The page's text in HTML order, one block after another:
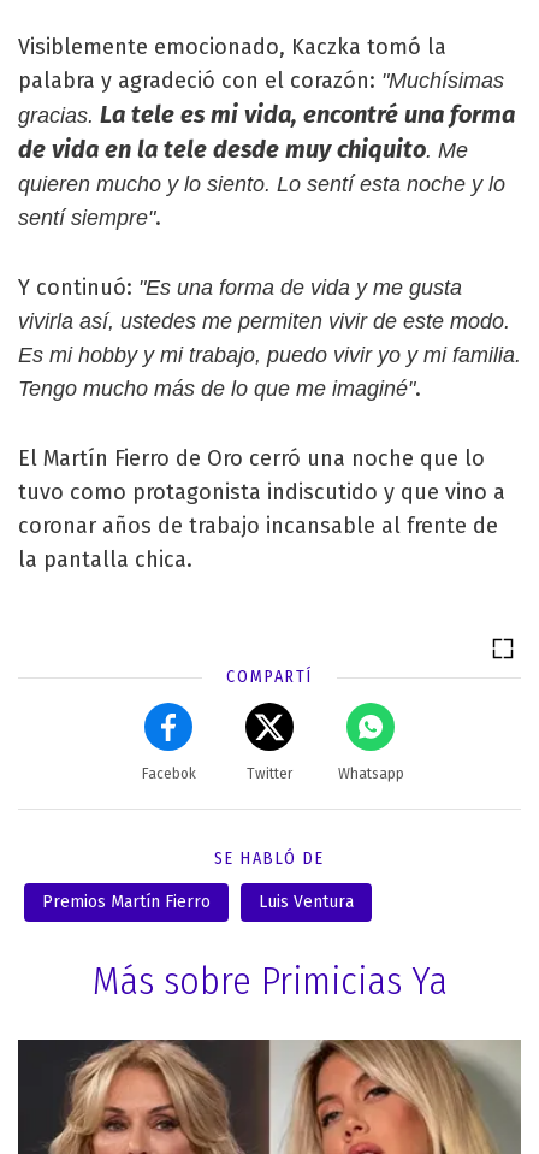
Visiblemente emocionado, Kaczka tomó la
palabra y agradeció con el corazón: "Muchísimas
gracias. La tele es mi vida, encontré una forma
de vida en la tele desde muy chiquito. Me
quieren mucho y lo siento. Lo sentí esta noche y lo
sentí siempre".
Y continuó: "Es una forma de vida y me gusta
vivirla así, ustedes me permiten vivir de este modo.
Es mi hobby y mi trabajo, puedo vivir yo y mi familia.
Tengo mucho más de lo que me imaginé".
El Martín Fierro de Oro cerró una noche que lo
tuvo como protagonista indiscutido y que vino a
coronar años de trabajo incansable al frente de
la pantalla chica.
COMPARTÍ
Facebok Twitter Whatsapp
SE HABLÓ DE
Premios Martín Fierro Luis Ventura
Más sobre Primicias Ya